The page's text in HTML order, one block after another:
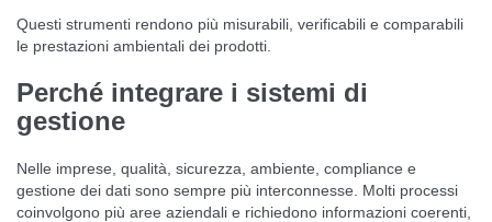
Questi strumenti rendono più misurabili, verificabili e comparabili
le prestazioni ambientali dei prodotti.
Perché integrare i sistemi di
gestione
Nelle imprese, qualità, sicurezza, ambiente, compliance e
gestione dei dati sono sempre più interconnesse. Molti processi
coinvolgono più aree aziendali e richiedono informazioni coerenti,